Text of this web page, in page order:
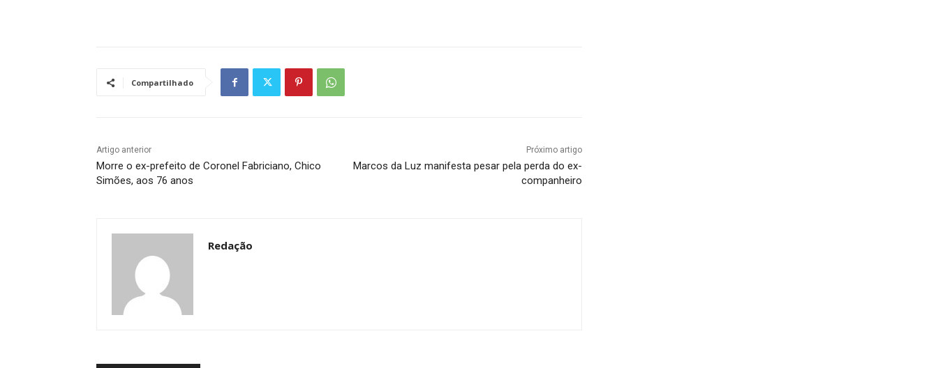
Compartilhado
Artigo anterior
Morre o ex-prefeito de Coronel Fabriciano, Chico
Simões, aos 76 anos
Próximo artigo
Marcos da Luz manifesta pesar pela perda do ex-
companheiro
Redação